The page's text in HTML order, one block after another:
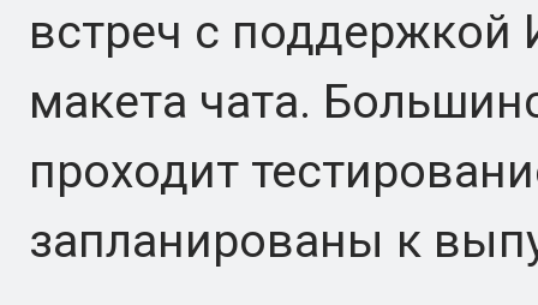
встреч с поддержкой
макета чата.
проходит
запланированы к